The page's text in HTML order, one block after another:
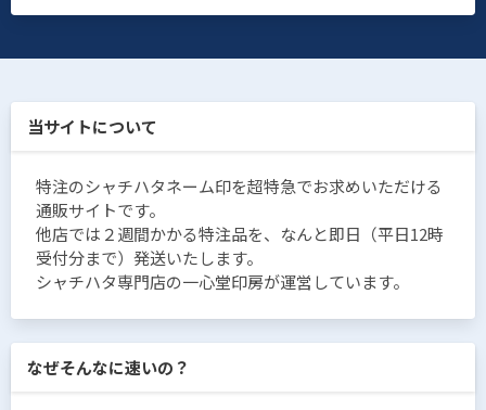
当サイトについて
特注のシャチハタネーム印を超特急でお求めいただける
通販サイトです。
他店では２週間かかる特注品を、なんと即日（平日12時
受付分まで）発送いたします。
シャチハタ専門店の一心堂印房が運営しています。
なぜそんなに速いの？